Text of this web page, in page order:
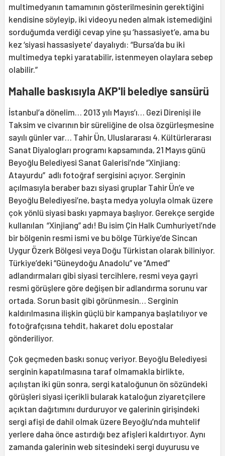
multimedyanın tamamının gösterilmesinin gerektiğini
kendisine söyleyip, iki videoyu neden almak istemediğini
sorduğumda verdiği cevap yine şu ‘hassasiyet’e, ama bu
kez ‘siyasi hassasiyete’ dayalıydı: “Bursa’da bu iki
multimedya tepki yaratabilir, istenmeyen olaylara sebep
olabilir.”
Mahalle baskısıyla AKP'li belediye sansürü
İstanbul’a dönelim… 2013 yılı Mayıs’ı… Gezi Direnişi ile
Taksim ve civarının bir süreliğine de olsa özgürleşmesine
sayılı günler var… Tahir Ün, Uluslararası 4. Kültürlerarası
Sanat Diyalogları programı kapsamında, 21 Mayıs günü
Beyoğlu Belediyesi Sanat Galerisi’nde “Xinjiang:
Atayurdu” adlı fotoğraf sergisini açıyor. Serginin
açılmasıyla beraber bazı siyasi gruplar Tahir Ün’e ve
Beyoğlu Belediyesi’ne, başta medya yoluyla olmak üzere
çok yönlü siyasi baskı yapmaya başlıyor. Gerekçe sergide
kullanılan “Xinjiang” adı! Bu isim Çin Halk Cumhuriyeti’nde
bir bölgenin resmi ismi ve bu bölge Türkiye’de Sincan
Uygur Özerk Bölgesi veya Doğu Türkistan olarak biliniyor.
Türkiye’deki “Güneydoğu Anadolu” ve “Amed”
adlandırmaları gibi siyasi tercihlere, resmi veya gayri
resmi görüşlere göre değişen bir adlandırma sorunu var
ortada. Sorun basit gibi görünmesin… Serginin
kaldırılmasına ilişkin güçlü bir kampanya başlatılıyor ve
fotoğrafçısına tehdit, hakaret dolu epostalar
gönderiliyor.
Çok geçmeden baskı sonuç veriyor. Beyoğlu Belediyesi
serginin kapatılmasına taraf olmamakla birlikte,
açılıştan iki gün sonra, sergi kataloğunun ön sözündeki
görüşleri siyasi içerikli bularak kataloğun ziyaretçilere
açıktan dağıtımını durduruyor ve galerinin girişindeki
sergi afişi de dahil olmak üzere Beyoğlu’nda muhtelif
yerlere daha önce astırdığı bez afişleri kaldırtıyor. Aynı
zamanda galerinin web sitesindeki sergi duyurusu ve